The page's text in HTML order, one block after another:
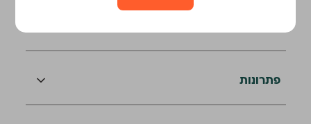
פתרונות